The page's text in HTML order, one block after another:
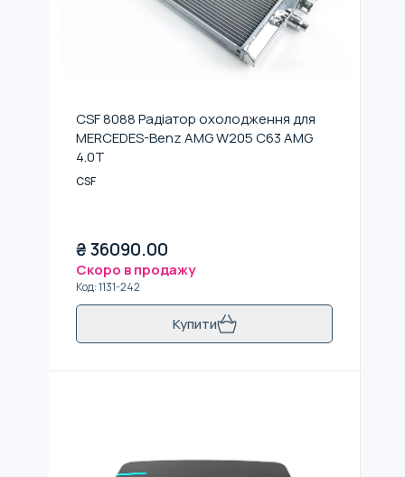
CSF 8088 Радіатор охолодження для
MERCEDES-Benz AMG W205 C63 AMG
4.0T
CSF
₴36090.00
Скоро в продажу
Код:1131-242
Купити